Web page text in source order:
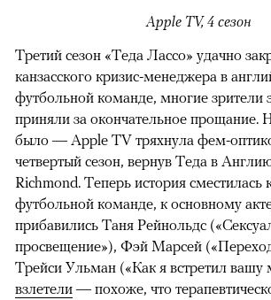
Apple TV, 4 сезон
00:00 / 00:00
Третий сезон «Теда Лассо» удачно
канзасского кризис-менеджера в
футбольной команде, многие зрители
приняли за окончательное прощание.
было — Apple TV тряхнула фем-
четвертый сезон, вернув Теда в
Richmond. Теперь история сместилась
футбольной команде, к основному
прибавились Таня Рейнольдс
просвещение»), Фэй Марсей
Трейси Ульман («Как я встретил вашу
взлетели — похоже, что